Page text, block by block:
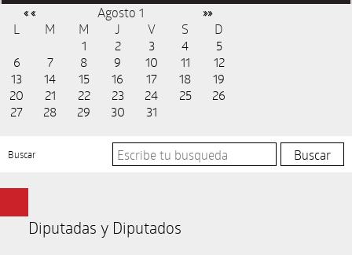
« « Agosto 1 »»
L M M J V S
D
1
2 3 4
5
6
7 8 9 10 11
12
13
14 15 16 17 18
19
20
21 22 23 24 25
26
27
28 29 30 31
Buscar
Diputadas y Diputados